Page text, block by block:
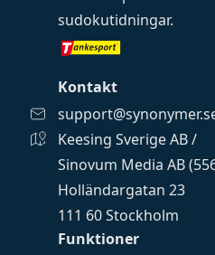
Funktioner
sudokutidningar.
Kontakt
Keesing Sverige AB /
Sinovum Media AB
Holländargatan 23
111 60 Stockholm